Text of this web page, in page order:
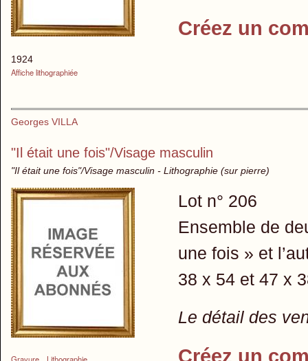
1924
Affiche lithographiée
Créez un
Georges VILLA
"Il était une fois"/Visage masculin
"Il était une fois"/Visage masculin - Lithographie (sur pierre)
Lot n° 206
Ensemble de
une fois » et
38 x 54 et 47 x
Le détail des
Créez un